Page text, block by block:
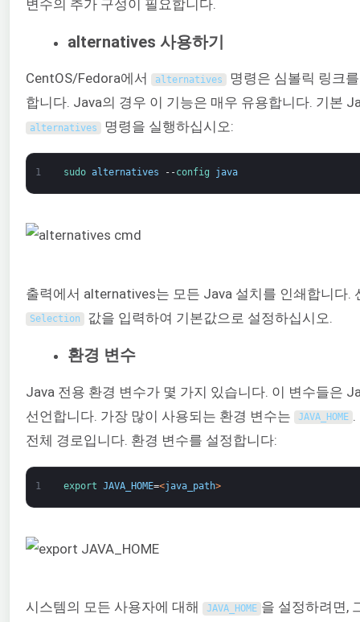
변수의 추가 구성이 필요합니다.
alternatives 사용하기
CentOS/Fedora에서 alternatives 명령은 심볼릭 링크
합니다. Java의 경우 이 기능은 매우 유용합니다. 기본
alternatives 명령을 실행하십시오:
1 sudo alternatives --config java
출력에서 alternatives는 모든 Java 설치를 인쇄합니다.
Selection 값을 입력하여 기본값으로 설정하십시오.
환경 변수
Java 전용 환경 변수가 몇 가지 있습니다. 이 변수들은
선언합니다. 가장 많이 사용되는 환경 변수는
JAVA_HOME .
전체 경로입니다. 환경 변수를 설정합니다:
1 export JAVA_HOME=<java_path>
시스템의 모든 사용자에 대해 JAVA_HOME 을 설정하려면,